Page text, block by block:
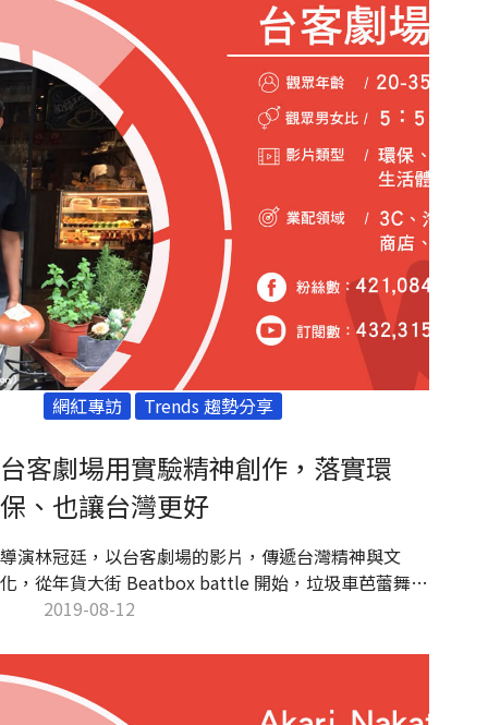
網紅專訪 Trends 趨勢分享
台客劇場用實驗精神創作，落實環
保、也讓台灣更好
導演林冠廷，以台客劇場的影片，傳遞台灣精神與文
化，從年貨大街 Beatbox battle 開始，垃圾車芭蕾舞、
環保、街友體驗、生酮飲食等各式各樣的主題，都被囊
「我覺得是愛拼才會贏、什麼都不怕。」
2019-08-12